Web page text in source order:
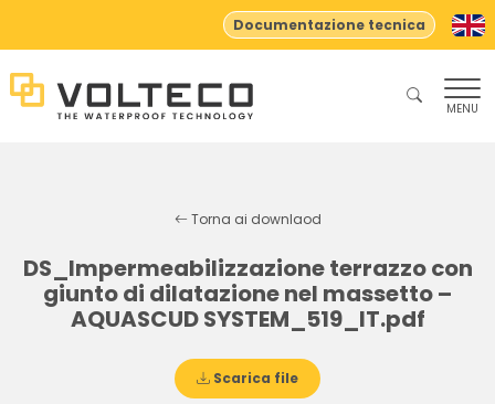
Documentazione tecnica
MENU
Torna ai downlaod
DS_Impermeabilizzazione terrazzo con
giunto di dilatazione nel massetto –
AQUASCUD SYSTEM_519_IT.pdf
Scarica file